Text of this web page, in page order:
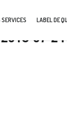
SERVICES LABEL DE
07-